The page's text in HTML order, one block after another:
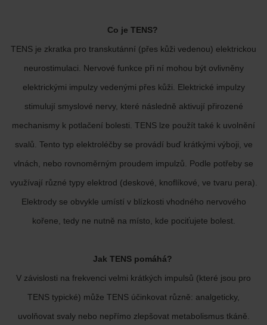
Co je TENS?
TENS je zkratka pro transkutánní (přes kůži vedenou) elektrickou
neurostimulaci. Nervové funkce při ní mohou být ovlivněny
elektrickými impulzy vedenými přes kůži. Elektrické impulzy
stimulují smyslové nervy, které následně aktivují přirozené
mechanismy k potlačení bolesti. TENS lze použít také k uvolnění
svalů. Tento typ elektroléčby se provádí buď krátkými výboji, ve
vlnách, nebo rovnoměrným proudem impulzů. Podle potřeby se
využívají různé typy elektrod (deskové, knoflíkové, ve tvaru pera).
Elektrody se obvykle umístí v blízkosti vhodného nervového
kořene, tedy ne nutně na místo, kde pociťujete bolest.
Jak TENS pomáhá?
V závislosti na frekvenci velmi krátkých impulsů (které jsou pro
TENS typické) může TENS účinkovat různě: analgeticky,
uvolňovat svaly nebo nepřímo zlepšovat metabolismus tkáně.